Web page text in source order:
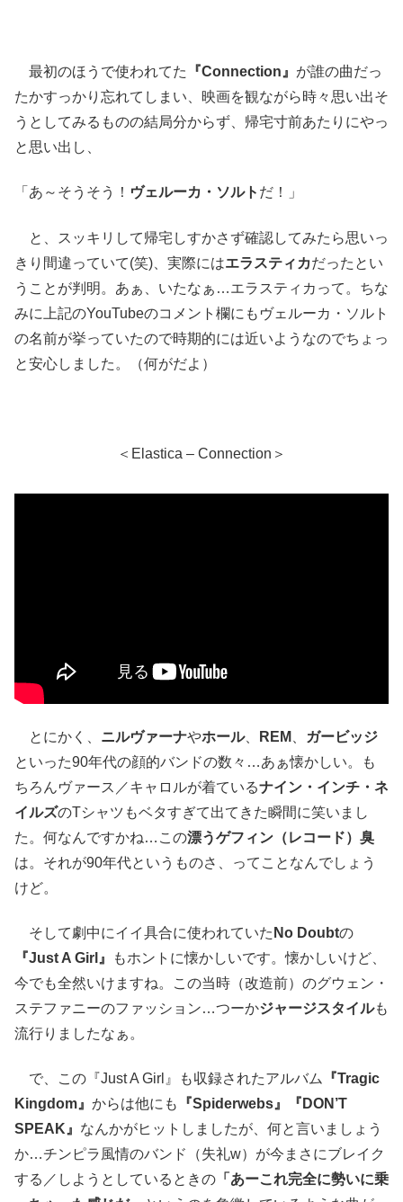
最初のほうで使われてた 『Connection』 が誰の曲だっ
たかすっかり忘れてしまい、映画を観ながら時々思い出そ
うとしてみるものの結局分からず、帰宅寸前あたりにやっ
と思い出し、
「あ～そうそう！ ヴェルーカ・ソルト だ！」
と、スッキリして帰宅しすかさず確認してみたら思いっ
きり間違っていて(笑)、実際にはエラスティカだったとい
うことが判明。あぁ、いたなぁ…エラスティカって。ちな
みに上記のYouTubeのコメント欄にもヴェルーカ・ソルト
の名前が挙っていたので時期的には近いようなのでちょっ
と安心しました。（何がだよ）
＜Elastica – Connection＞
とにかく、 ニルヴァーナやホール、 REM
ガービッジ
といった90年代の顔的バンドの数々…あぁ懐かしい。も
ちろんヴァース／キャロルが着ているナイン・インチ・ネ
イルズのTシャツもベタすぎて出てきた瞬間に笑いまし
た。何なんですかね…この漂うゲフィン（レコード）臭
は。それが90年代というものさ、ってことなんでしょう
けど。
そして劇中にイイ具合に使われていた No Doubtの
『Just A Girl』
もホントに懐かしいです。懐かしいけど、
今でも全然いけますね。この当時（改造前）のグウェン・
ステファニーのファッション…つーかジャージスタイルも
流行りましたなぁ。
で、この『Just A Girl』も収録されたアルバム 『Tragic
Kingdom』 からは他にも
『Spiderwebs』『DON’T
SPEAK』 なんかがヒットしましたが、何と言いましょう
か…チンピラ風情のバンド（失礼w）が今まさにブレイク
する／しようとしているときの 「あーこれ完全に勢いに乗